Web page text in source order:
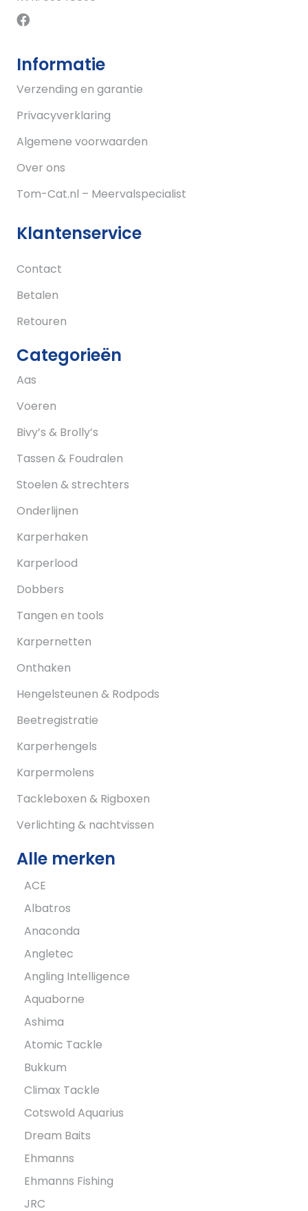
Informatie
Verzending en garantie
Privacyverklaring
Algemene voorwaarden
Over ons
Tom-Cat.nl – Meervalspecialist
Klantenservice
Contact
Betalen
Retouren
Categorieën
Aas
Voeren
Bivy’s & Brolly’s
Tassen & Foudralen
Stoelen & strechters
Onderlijnen
Karperhaken
Karperlood
Dobbers
Tangen en tools
Karpernetten
Onthaken
Hengelsteunen & Rodpods
Beetregistratie
Karperhengels
Karpermolens
Tackleboxen & Rigboxen
Verlichting & nachtvissen
Alle merken
ACE
Albatros
Anaconda
Angletec
Angling Intelligence
Aquaborne
Ashima
Atomic Tackle
Bukkum
Climax Tackle
Cotswold Aquarius
Dream Baits
Ehmanns
Ehmanns Fishing
JRC